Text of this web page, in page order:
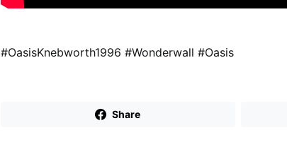
#OasisKnebworth1996 #Wonderwall #Oasis
Share